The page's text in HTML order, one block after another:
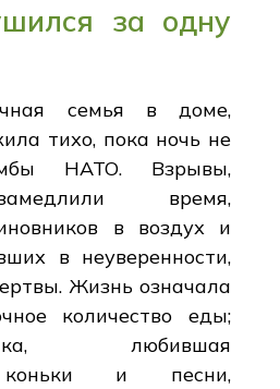
за одну
семья в доме,
тихо, пока ночь не
НАТО. Взрывы,
время,
в воздух и
в неуверенности,
Жизнь означала
количество еды;
любившая
коньки и песни,